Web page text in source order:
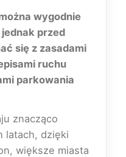
wygodnie
przed
się z zasadami
ruchu
parkowania
znacząco
latach, dzięki
większe miasta